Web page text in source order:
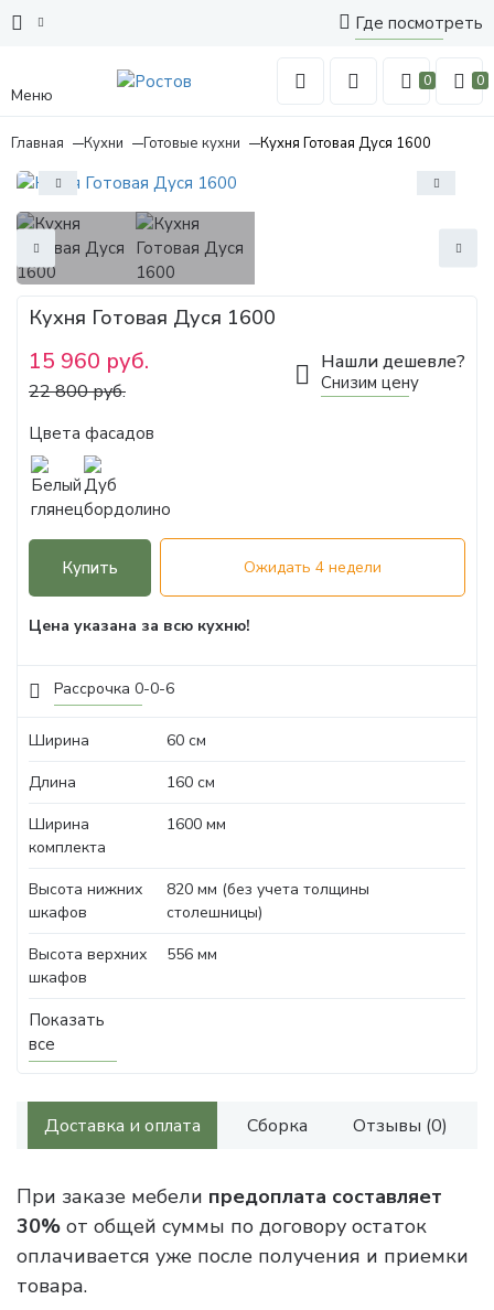
Где посмотреть
Меню
0 0
Главная Кухни Готовые кухни Кухня Готовая Дуся 1600
Рассрочка 0-0-6
Кухня Готовая Дуся 1600
15 960 руб.
22 800 руб.
Нашли дешевле?
Снизим цену
Цвета фасадов
Купить Ожидать 4 недели
Цена указана за всю кухню!
Ширина
60 см
Длина
160 см
Ширина
комплекта
1600 мм
Высота нижних
шкафов
820 мм (без учета толщины
столешницы)
Высота верхних
шкафов
556 мм
Показать
все
Доставка и оплата Сборка Отзывы (0)
При заказе мебели предоплата составляет
30% от общей суммы по договору остаток
оплачивается уже после получения и приемки
товара.